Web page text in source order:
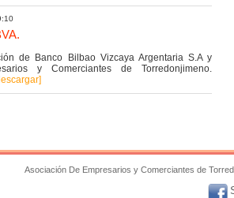
de Banco Bilbao Vizcaya Argentaria S.A y
y Comerciantes de Torredonjimeno.
Asociación De Empresarios y Comerciantes de